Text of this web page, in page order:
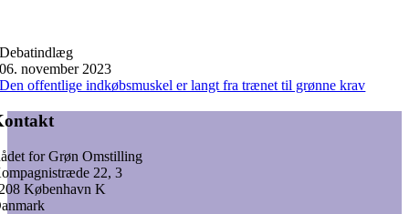
Debatindlæg
06. november 2023
Den offentlige indkøbsmuskel er langt fra trænet til grønne krav
for Grøn Omstilling
22, 3
København K